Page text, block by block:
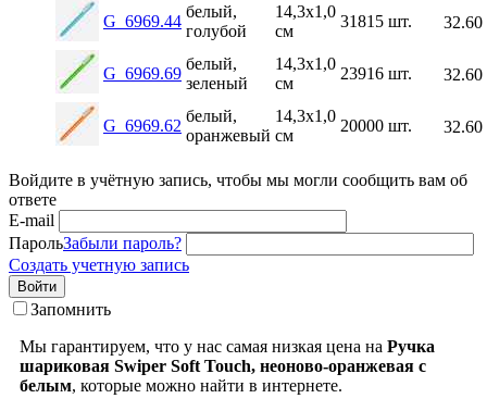
G_6969.44
белый,
голубой
14,3x1,0
см
31815 шт. 32.60
G_6969.69
белый,
зеленый
14,3х1,0
см
23916 шт. 32.60
G_6969.62
белый,
оранжевый
14,3x1,0
см
20000 шт. 32.60
Войдите в учётную запись, чтобы мы могли сообщить вам об
ответе
E-mail
ПарольЗабыли пароль?
Создать учетную запись
Войти
Запомнить
Мы гарантируем, что у нас самая низкая цена на Ручка
шариковая Swiper Soft Touch, неоново-оранжевая с
белым, которые можно найти в интернете.